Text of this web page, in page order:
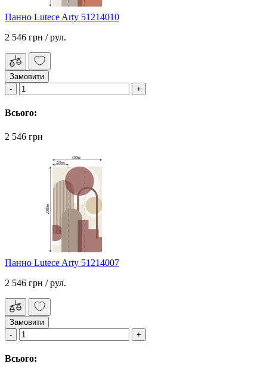
Панно Lutece Arty 51214010
2 546 грн / рул.
Замовити
Всього:
2 546 грн
Панно Lutece Arty 51214007
2 546 грн / рул.
Замовити
Всього: